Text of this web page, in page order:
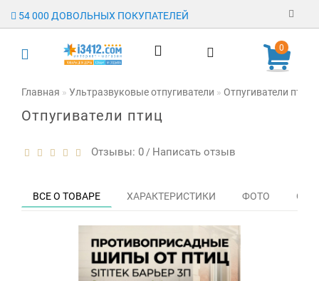
54 000 ДОВОЛЬНЫХ ПОКУПАТЕЛЕЙ
Регистрация
О магазине
0
Главная Ультразвуковые отпугиватели Отпугиватели птиц
Отпугиватели птиц
Отзывы: 0 / Написать отзыв
ВСЕ О ТОВАРЕ ХАРАКТЕРИСТИКИ ФОТО